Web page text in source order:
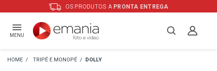
OS PRODUTOS A PRONTA ENTREGA
MENU
TRIPÉ E MONOPÉ DOLLY